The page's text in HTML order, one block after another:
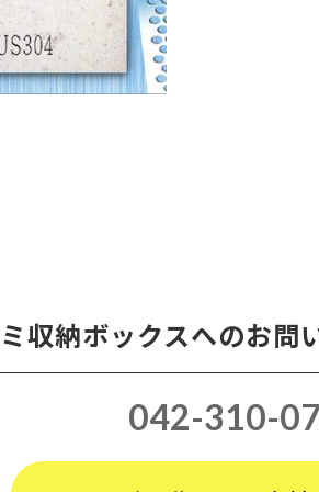
収納ボックスへのお問
042-310-